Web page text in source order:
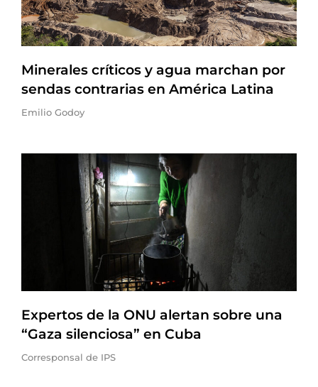
Minerales críticos y agua marchan por
sendas contrarias en América Latina
Emilio Godoy
Expertos de la ONU alertan sobre una
“Gaza silenciosa” en Cuba
Corresponsal de IPS